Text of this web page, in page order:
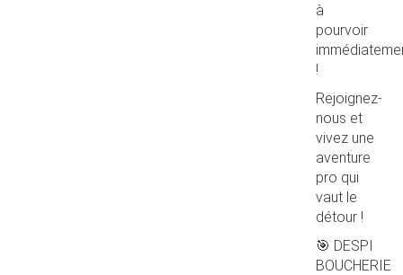
à
pourvoir
!
Rejoignez-
nous et
vivez une
aventure
pro qui
vaut le
détour !
🎯 DESPI
BOUCHERIE